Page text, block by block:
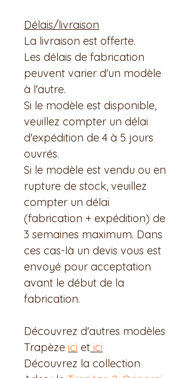
Délais/livraison
La livraison est offerte.
Les délais de fabrication
peuvent varier d'un modèle
à l'autre.
Si le modèle est disponible,
veuillez compter un délai
d'expédition de 4 à 5 jours
ouvrés.
Si le modèle est vendu ou en
rupture de stock, veuillez
compter un délai
(fabrication + expédition) de
3 semaines maximum. Dans
ces cas-là un devis vous est
envoyé pour acceptation
avant le début de la
fabrication.
Découvrez d'autres modèles
Trapèze ici et ici
Découvrez la collection